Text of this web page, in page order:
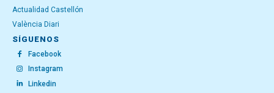
Actualidad Castellón
València Diari
SÍGUENOS
Facebook
Instagram
Linkedin